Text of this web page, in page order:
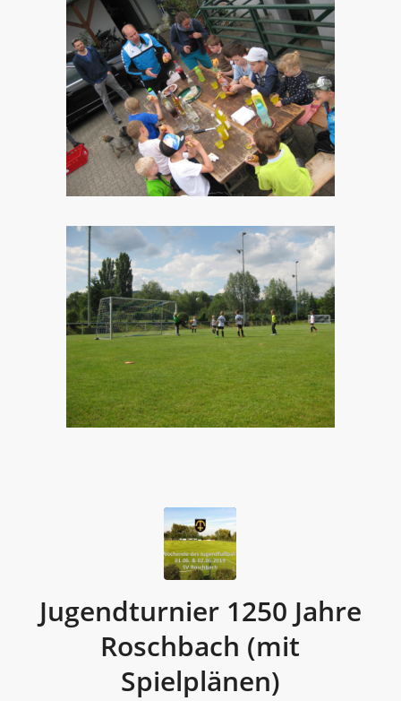
Jugendturnier 1250 Jahre
Roschbach (mit
Spielplänen)